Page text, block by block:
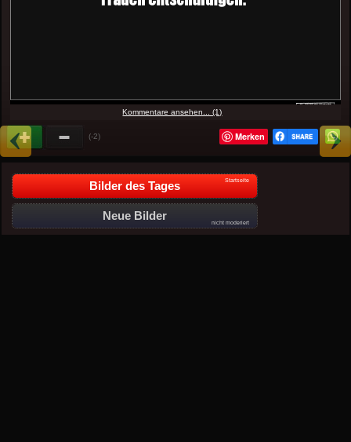
Kommentare ansehen... (1)
(-2) Merken
Bilder des Tages Startseite
Neue Bilder
nicht moderiert